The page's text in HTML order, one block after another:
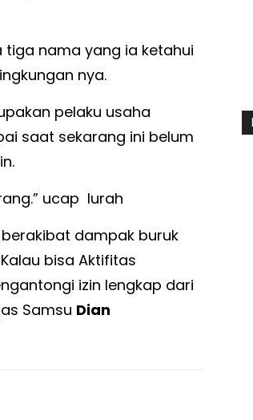
tiga nama yang ia ketahui
nya.
pelaku usaha
saat sekarang ini belum
ucap lurah
dampak buruk
bisa Aktifitas
izin lengkap dari
Samsu Dian